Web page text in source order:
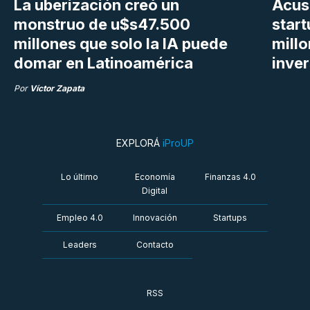
La uberización creó un
monstruo de u$s47.500
millones que solo la IA puede
domar en Latinoamérica
Por Víctor Zapata
EXPLORÁ iProUP
Lo último
Economía
Digital
Finanzas 4.0
Empleo 4.0 Innovación Startups
Leaders Contacto
RSS